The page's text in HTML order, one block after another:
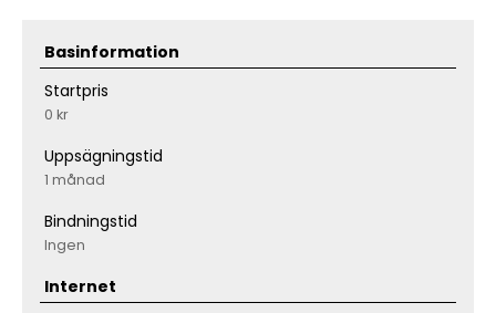
Basinformation
Startpris
0 kr
Uppsägningstid
1 månad
Bindningstid
Ingen
Internet